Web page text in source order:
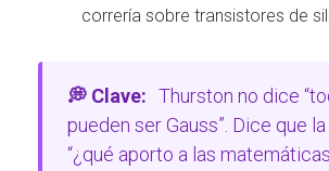
correría sobre transistores de
💭 Clave: Thurston no dice
pueden ser Gauss”. Dice que
“¿qué aporto a las